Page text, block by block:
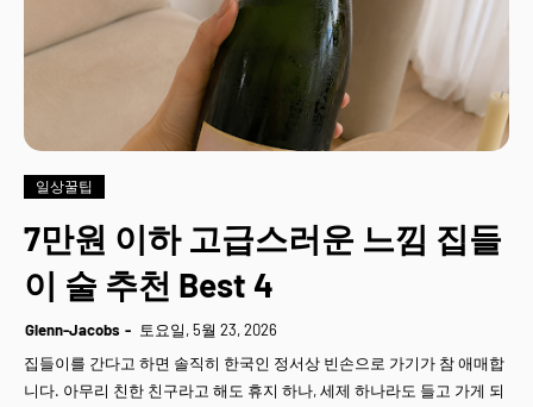
일상꿀팁
7만원 이하 고급스러운 느낌 집들
이 술 추천 Best 4
Glenn-Jacobs
토요일, 5월 23, 2026
집들이를 간다고 하면 솔직히 한국인 정서상 빈손으로 가기가 참 애매합
니다. 아무리 친한 친구라고 해도 휴지 하나, 세제 하나라도 들고 가게 되